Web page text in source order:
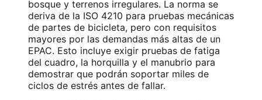
bosque y terrenos irregulares. La norma se
deriva de la ISO 4210 para pruebas mecánicas
de partes de bicicleta, pero con requisitos
mayores por las demandas más altas de un
EPAC. Esto incluye exigir pruebas de fatiga
del cuadro, la horquilla y el manubrio para
demostrar que podrán soportar miles de
ciclos de estrés antes de fallar.